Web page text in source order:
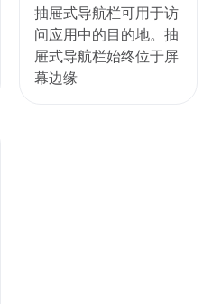
抽屉式导航栏可用于访
问应用中的目的地。抽
屉式导航栏始终位于屏
幕边缘